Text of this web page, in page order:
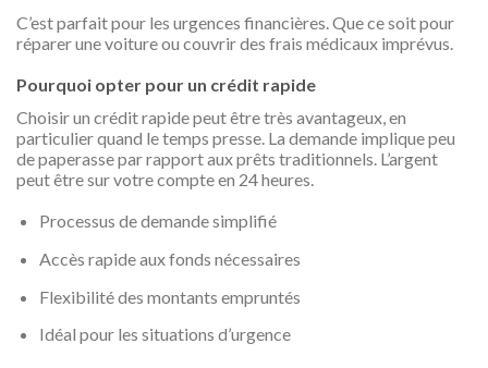
C’est parfait pour les urgences financières. Que ce soit pour
réparer une voiture ou couvrir des frais médicaux imprévus.
Pourquoi opter pour un crédit rapide
Choisir un crédit rapide peut être très avantageux, en
particulier quand le temps presse. La demande implique peu
de paperasse par rapport aux prêts traditionnels. L’argent
peut être sur votre compte en 24 heures.
Processus de demande simplifié
Accès rapide aux fonds nécessaires
Flexibilité des montants empruntés
Idéal pour les situations d’urgence